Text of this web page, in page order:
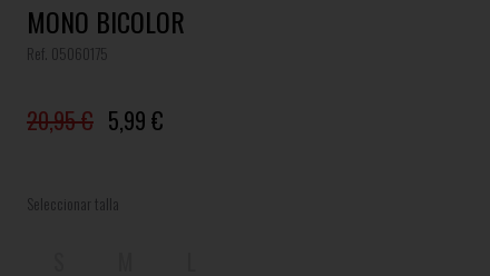
MONO BICOLOR
Ref. 05060175
20,95 € 5,99 €
Seleccionar talla